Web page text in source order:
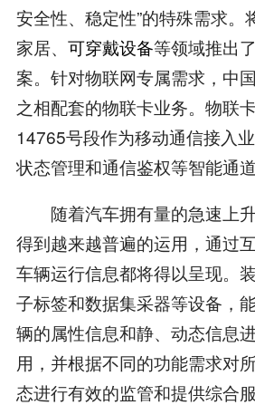
安全性、稳定性”的特殊需求。
家居、 可穿戴设备等领域推出
案。针对物联网专属需求，中
之相配套的物联卡业务。物联
14765号段作为移动通信接入
状态管理和通信鉴权等智能通道
随着汽车拥有量的急速上
得到越来越普遍的运用，通过
车辆运行信息都将得以呈现。
子标签和数据集采器等设备，
辆的属性信息和静、动态信息
用，并根据不同的功能需求对
态进行有效的监管和提供综合